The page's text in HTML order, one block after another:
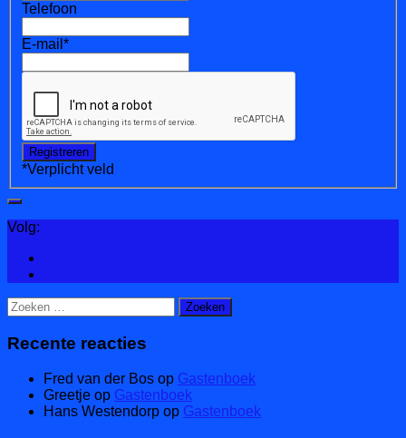
Telefoon
E-mail *
*Verplicht veld
Volg:
Zoeken
naar:
Recente reacties
Fred van der Bos op Gastenboek
Greetje op Gastenboek
Hans Westendorp op Gastenboek